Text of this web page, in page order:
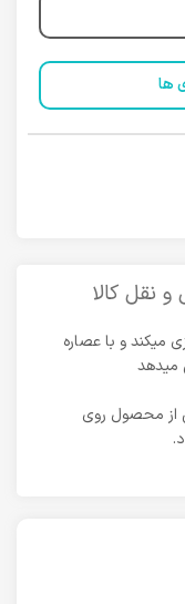
ها
نقل کالا
میکند و با عصاره
میدهد
از محصول روی